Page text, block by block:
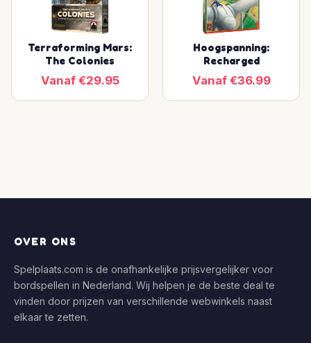
Terraforming Mars:
The Colonies
Vanaf €29.95
Hoogspanning:
Recharged
Vanaf €36.99
OVER ONS
Spelplaats.com is de onafhankelijke prijsvergelijker voor
bordspellen in Nederland. Wij helpen je de beste deal te
vinden door prijzen van verschillende webwinkels naast
elkaar te zetten.